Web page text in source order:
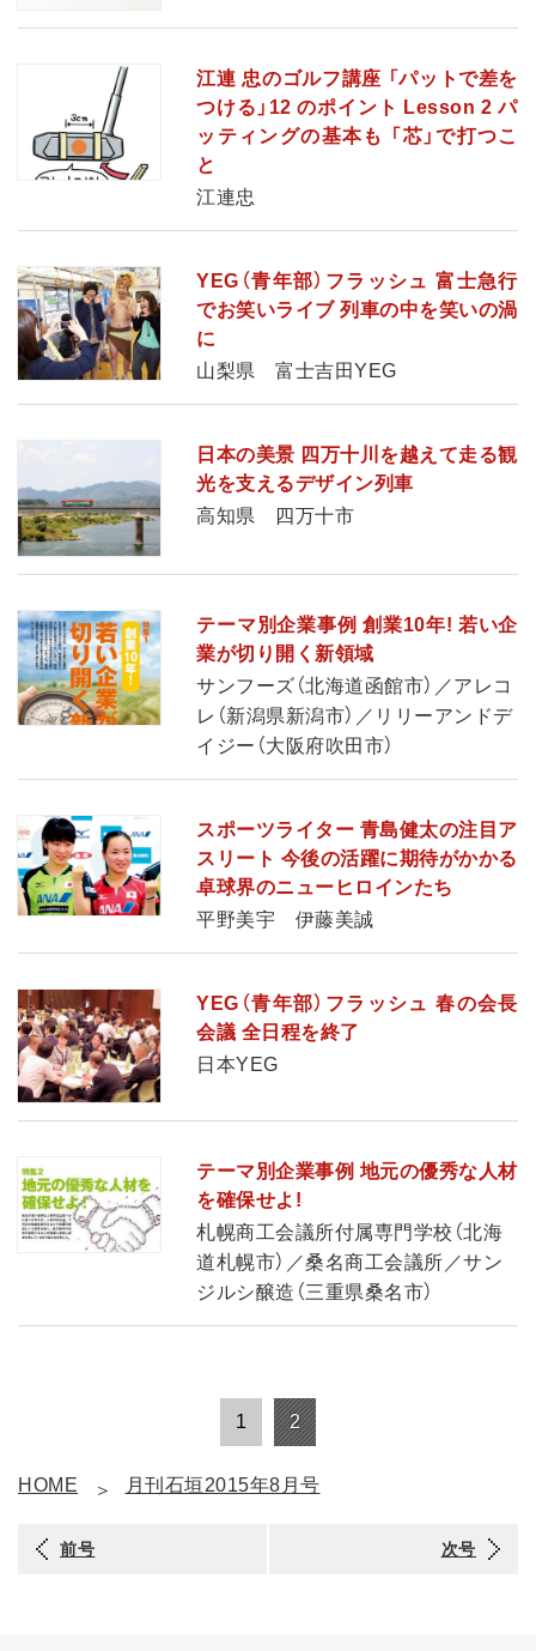
江連 忠のゴルフ講座 「パットで差を
つける」12 のポイント Lesson 2 パ
ッティングの基本も 「芯」で打つこ
と
江連忠
YEG（青年部）フラッシュ 富士急行
でお笑いライブ 列車の中を笑いの渦
に
山梨県 富士吉田YEG
日本の美景 四万十川を越えて走る観
光を支えるデザイン列車
高知県 四万十市
テーマ別企業事例 創業10年! 若い企
業が切り開く新領域
サンフーズ（北海道函館市）／アレコ
レ（新潟県新潟市）／リリーアンドデ
イジー（大阪府吹田市）
スポーツライター 青島健太の注目ア
スリート 今後の活躍に期待がかかる
卓球界のニューヒロインたち
平野美宇 伊藤美誠
YEG（青年部）フラッシュ 春の会長
会議 全日程を終了
日本YEG
テーマ別企業事例 地元の優秀な人材
を確保せよ!
札幌商工会議所付属専門学校（北海
道札幌市）／桑名商工会議所／サン
ジルシ醸造（三重県桑名市）
1 2
HOME 月刊石垣2015年8月号
前号 次号